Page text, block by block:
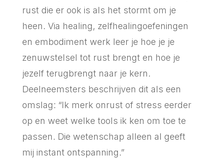
rust die er ook is als het stormt om je
heen. Via healing, zelfhealingoefeningen
en embodiment werk leer je hoe je je
zenuwstelsel tot rust brengt en hoe je
jezelf terugbrengt naar je kern.
Deelneemsters beschrijven dit als een
omslag: “Ik merk onrust of stress eerder
op en weet welke tools ik ken om toe te
passen. Die wetenschap alleen al geeft
mij instant ontspanning.”